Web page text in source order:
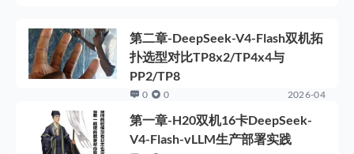
第二章-DeepSeek-V4-Flash双机拓
扑选型对比TP8x2/TP4x4与
PP2/TP8
0 0 2026-04
第一章-H20双机16卡DeepSeek-
V4-Flash-vLLM生产部署实践